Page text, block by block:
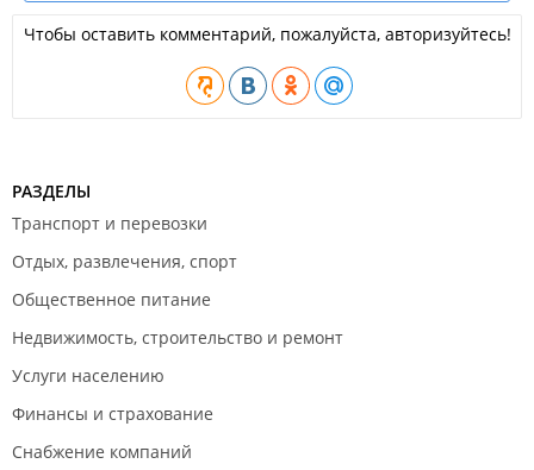
Чтобы оставить комментарий, пожалуйста, авторизуйтесь!
РАЗДЕЛЫ
Транспорт и перевозки
Отдых, развлечения, спорт
Общественное питание
Недвижимость, строительство и ремонт
Услуги населению
Финансы и страхование
Снабжение компаний